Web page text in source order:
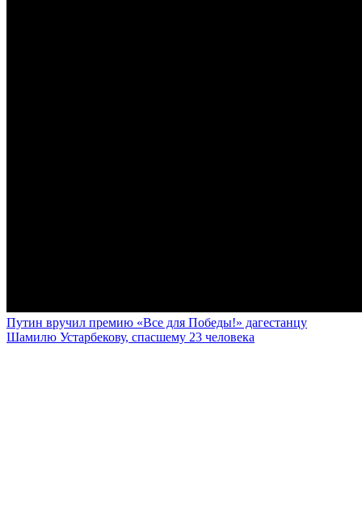
Путин вручил премию «Все для Победы!» дагестанцу
Шамилю Устарбекову, спасшему 23 человека